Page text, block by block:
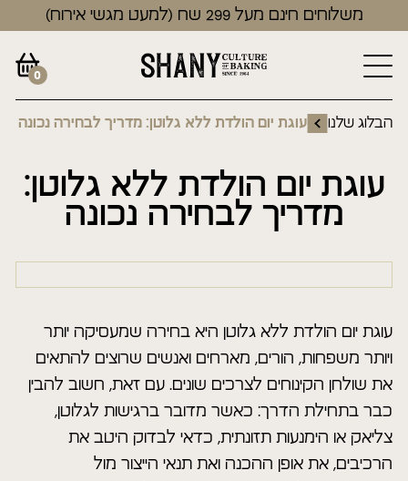
משלוחים חינם מעל 299 שח (למעט מגשי אירוח)
0
הבלוג שלנו עוגת יום הולדת ללא גלוטן: מדריך לבחירה נכונה
עוגת יום הולדת ללא גלוטן:
מדריך לבחירה נכונה
עוגת יום הולדת ללא גלוטן היא בחירה שמעסיקה יותר
ויותר משפחות, הורים, מארחים ואנשים שרוצים להתאים
את שולחן הקינוחים לצרכים שונים. עם זאת, חשוב להבין
כבר בתחילת הדרך: כאשר מדובר ברגישות לגלוטן,
צליאק או הימנעות תזונתית, כדאי לבדוק היטב את
הרכיבים, את אופן ההכנה ואת תנאי הייצור מול